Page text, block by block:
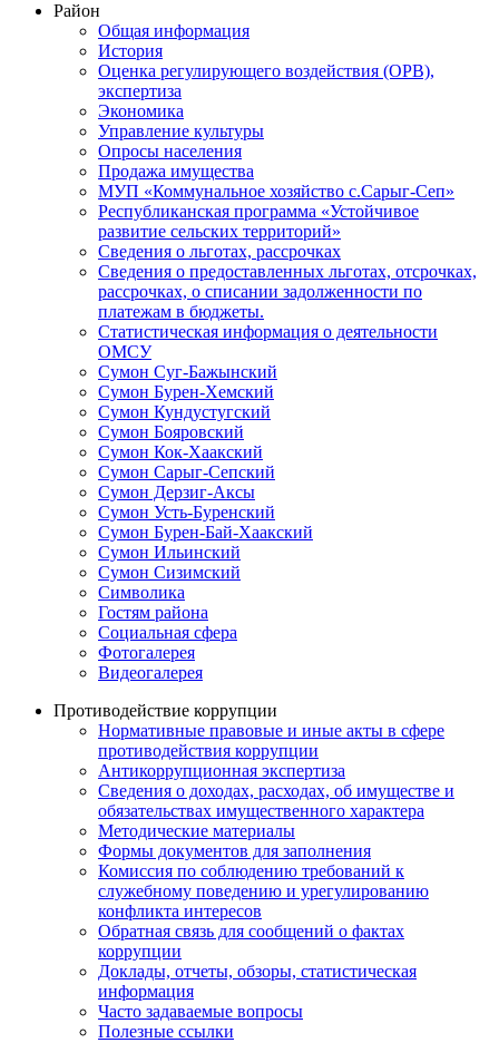
Район
Общая информация
История
Оценка регулирующего воздействия (ОРВ),
экспертиза
Экономика
Управление культуры
Опросы населения
Продажа имущества
МУП «Коммунальное хозяйство с.Сарыг-Сеп»
Республиканская программа «Устойчивое
развитие сельских территорий»
Сведения о льготах, рассрочках
Сведения о предоставленных льготах, отсрочках,
рассрочках, о списании задолженности по
платежам в бюджеты.
Статистическая информация о деятельности
ОМСУ
Сумон Суг-Бажынский
Сумон Бурен-Хемский
Сумон Кундустугский
Сумон Бояровский
Сумон Кок-Хаакский
Сумон Сарыг-Сепский
Сумон Дерзиг-Аксы
Сумон Усть-Буренский
Сумон Бурен-Бай-Хаакский
Сумон Ильинский
Сумон Сизимский
Символика
Гостям района
Социальная сфера
Фотогалерея
Видеогалерея
Противодействие коррупции
Нормативные правовые и иные акты в сфере
противодействия коррупции
Антикоррупционная экспертиза
Сведения о доходах, расходах, об имуществе и
обязательствах имущественного характера
Методические материалы
Формы документов для заполнения
Комиссия по соблюдению требований к
служебному поведению и урегулированию
конфликта интересов
Обратная связь для сообщений о фактах
коррупции
Доклады, отчеты, обзоры, статистическая
информация
Часто задаваемые вопросы
Полезные ссылки